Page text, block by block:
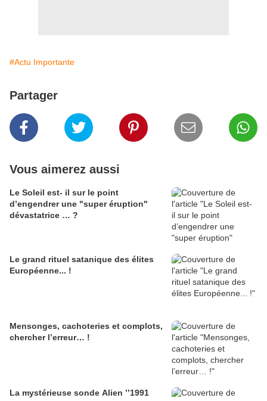
#Actu Importante
Partager
Vous aimerez aussi
Le Soleil est- il sur le point
d’engendrer une "super éruption"
dévastatrice … ?
Le grand rituel satanique des élites
Européenne... !
Mensonges, cachoteries et complots,
chercher l’erreur… !
La mystérieuse sonde Alien ’’1991